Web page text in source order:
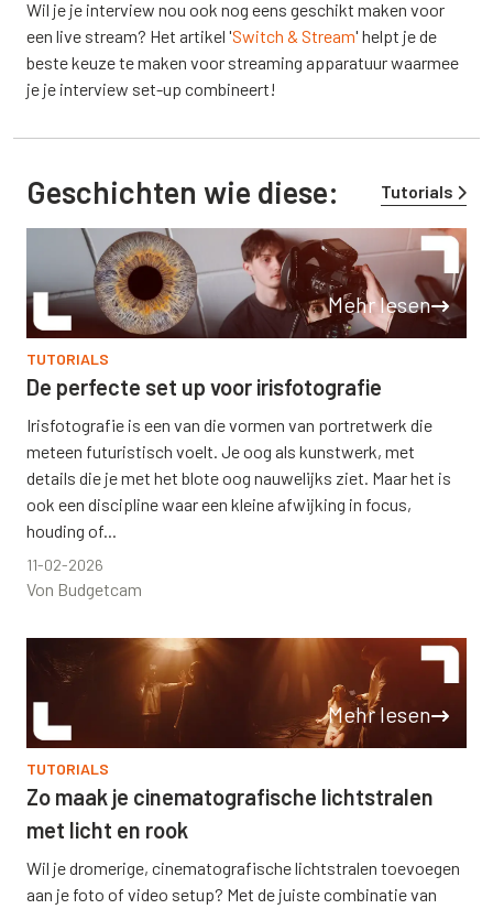
Wil je je interview nou ook nog eens geschikt maken voor
een live stream? Het artikel 'Switch & Stream' helpt je de
beste keuze te maken voor streaming apparatuur waarmee
je je interview set-up combineert!
Geschichten wie diese: Tutorials
Mehr lesen
TUTORIALS
De perfecte set up voor irisfotografie
Irisfotografie is een van die vormen van portretwerk die
meteen futuristisch voelt. Je oog als kunstwerk, met
details die je met het blote oog nauwelijks ziet. Maar het is
ook een discipline waar een kleine afwijking in focus,
houding of...
11-02-2026
Von Budgetcam
Mehr lesen
TUTORIALS
Zo maak je cinematografische lichtstralen
met licht en rook
Wil je dromerige, cinematografische lichtstralen toevoegen
aan je foto of video setup? Met de juiste combinatie van